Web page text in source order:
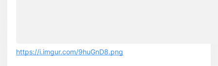
https://i.imgur.com/9huGnD8.png